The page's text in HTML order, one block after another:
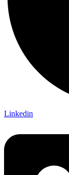
Linkedin